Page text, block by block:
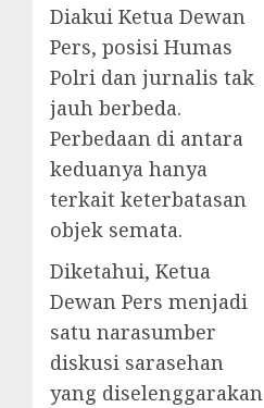
Diakui Ketua Dewan
Pers, posisi Humas
Polri dan jurnalis tak
jauh berbeda.
Perbedaan di antara
keduanya hanya
terkait keterbatasan
objek semata.
Diketahui, Ketua
Dewan Pers menjadi
satu narasumber
diskusi sarasehan
yang diselenggarakan